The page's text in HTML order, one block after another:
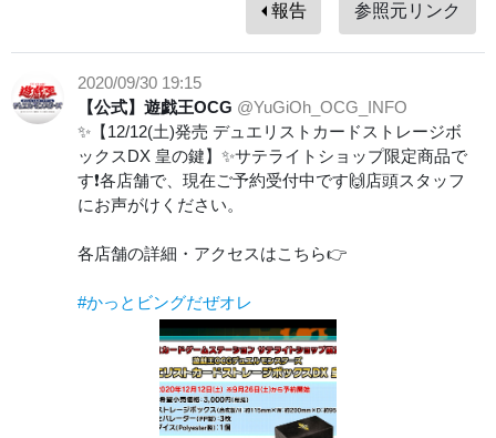
報告 参照元リンク
2020/09/30 19:15
【公式】遊戯王OCG @YuGiOh_OCG_INFO
✨【12/12(土)発売 デュエリストカードストレージボ
ックスDX 皇の鍵】✨サテライトショップ限定商品で
す❗️各店舗で、現在ご予約受付中です🙌店頭スタッフ
にお声がけください。
各店舗の詳細・アクセスはこちら👉
#かっとビングだぜオレ